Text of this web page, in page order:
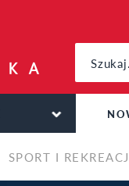
SPORT I